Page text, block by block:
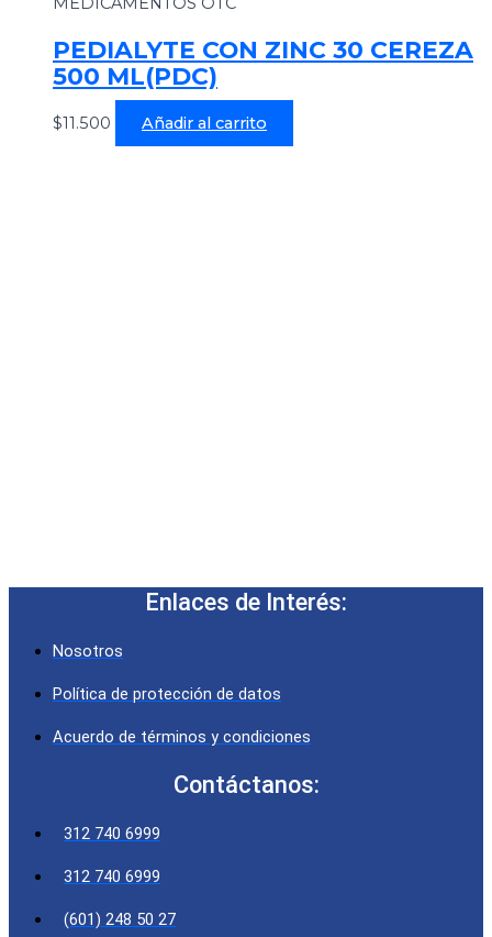
PEDIALYTE CON ZINC 30 CEREZA
500 ML(PDC)
$11.500 Añadir al carrito
Enlaces de Interés:
Nosotros
Política de protección de datos
Acuerdo de términos y condiciones
Contáctanos:
312 740 6999
312 740 6999
(601) 248 50 27